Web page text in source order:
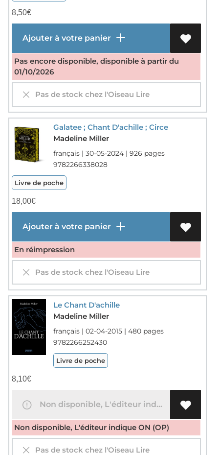
8,50€
Ajouter à votre panier
Pas encore disponible, disponible à partir du
01/10/2026
Pas de stock chez l'Oiseau Lire
Galatee ; Chant D'achille ; Circe
Madeline Miller
français | 30-05-2024 | 926 pages
9782266338028
Livre de poche
18,00€
Ajouter à votre panier
En réimpression
Pas de stock chez l'Oiseau Lire
Le Chant D'achille
Madeline Miller
français | 02-04-2015 | 480 pages
9782266252430
Livre de poche
8,10€
Non disponible, L'éditeur indique ON (OP)
Non disponible, L'éditeur indique ON (OP)
Pas de stock chez l'Oiseau Lire